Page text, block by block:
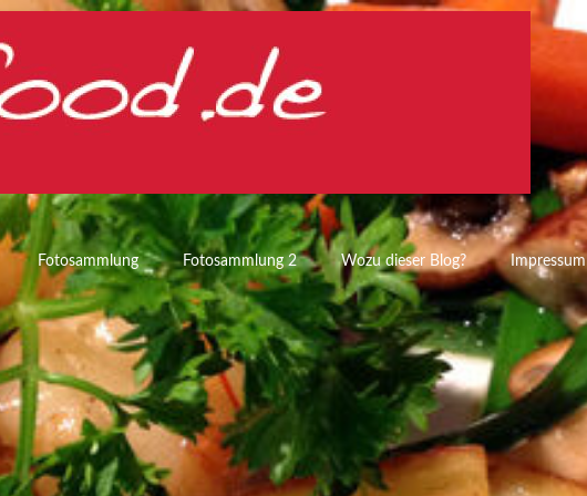
Fotosammlung Fotosammlung 2 Wozu dieser Blog? Impressum